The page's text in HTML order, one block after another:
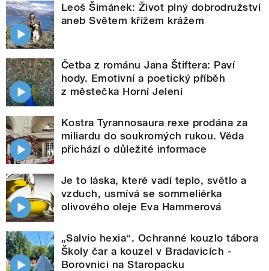
Leoš Šimánek: Život plný dobrodružství
aneb Světem křížem krážem
Četba z románu Jana Štiftera: Paví
hody. Emotivní a poetický příběh
z městečka Horní Jelení
Kostra Tyrannosaura rexe prodána za
miliardu do soukromých rukou. Věda
přichází o důležité informace
Je to láska, které vadí teplo, světlo a
vzduch, usmívá se sommeliérka
olivového oleje Eva Hammerová
„Salvio hexia“. Ochranné kouzlo tábora
Školy čar a kouzel v Bradavicích -
Borovnici na Staropacku